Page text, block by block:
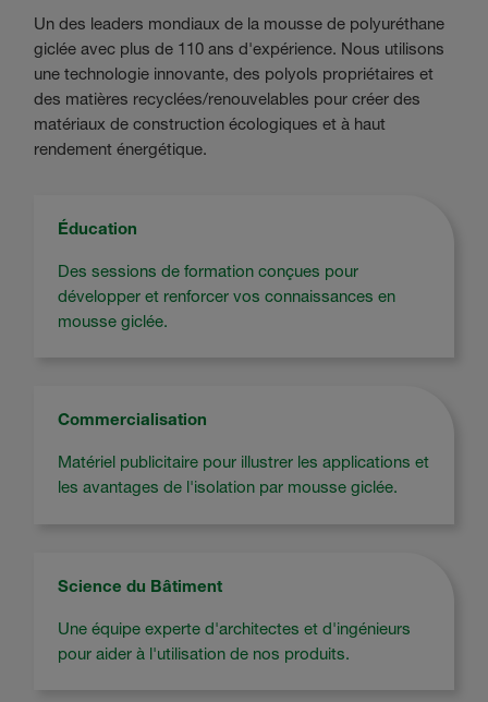
Un des leaders mondiaux de la mousse de polyuréthane
giclée avec plus de 110 ans d'expérience. Nous utilisons
une technologie innovante, des polyols propriétaires et
des matières recyclées/renouvelables pour créer des
matériaux de construction écologiques et à haut
rendement énergétique.
Éducation
Des sessions de formation conçues pour
développer et renforcer vos connaissances en
mousse giclée.
Commercialisation
Matériel publicitaire pour illustrer les applications et
les avantages de l'isolation par mousse giclée.
Science du Bâtiment
Une équipe experte d'architectes et d'ingénieurs
pour aider à l'utilisation de nos produits.